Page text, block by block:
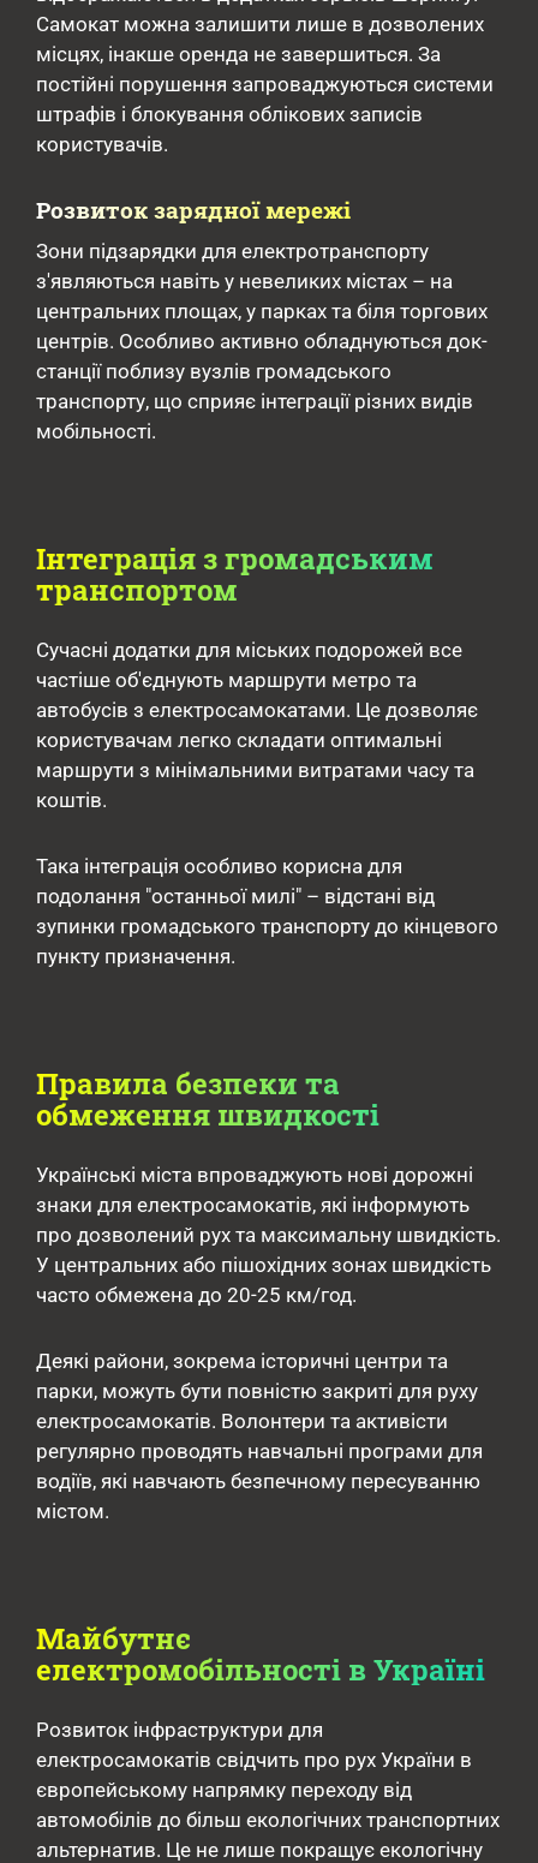
Самокат можна залишити лише в дозволених
місцях, інакше оренда не завершиться. За
постійні порушення запроваджуються системи
штрафів і блокування облікових записів
користувачів.
Розвиток зарядної мережі
Зони підзарядки для електротранспорту
з'являються навіть у невеликих містах – на
центральних площах, у парках та біля торгових
центрів. Особливо активно обладнуються док-
станції поблизу вузлів громадського
транспорту, що сприяє інтеграції різних видів
мобільності.
Інтеграція з громадським
транспортом
Сучасні додатки для міських подорожей все
частіше об'єднують маршрути метро та
автобусів з електросамокатами. Це дозволяє
користувачам легко складати оптимальні
маршрути з мінімальними витратами часу та
коштів.
Така інтеграція особливо корисна для
подолання "останньої милі" – відстані від
зупинки громадського транспорту до кінцевого
пункту призначення.
Правила безпеки та
обмеження швидкості
Українські міста впроваджують нові дорожні
знаки для електросамокатів, які інформують
про дозволений рух та максимальну швидкість.
У центральних або пішохідних зонах швидкість
часто обмежена до 20-25 км/год.
Деякі райони, зокрема історичні центри та
парки, можуть бути повністю закриті для руху
електросамокатів. Волонтери та активісти
регулярно проводять навчальні програми для
водіїв, які навчають безпечному пересуванню
містом.
Майбутнє
електромобільності в Україні
Розвиток інфраструктури для
електросамокатів свідчить про рух України в
європейському напрямку переходу від
автомобілів до більш екологічних транспортних
альтернатив. Це не лише покращує екологічну